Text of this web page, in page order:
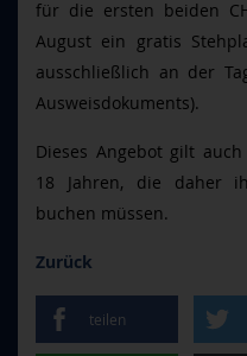
für die ersten beiden
August ein gratis
ausschließlich an der
Ausweisdokuments).
Dieses Angebot gilt
18 Jahren, die daher
buchen müssen.
Zurück
teilen